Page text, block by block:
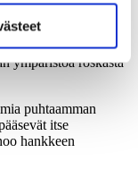
kouluista
liittyi talkoisiin,
ympäristöä roskasta
puhtaamman
itse
hankkeen